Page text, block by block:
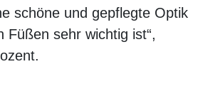
schöne und gepflegte Optik
Füßen sehr wichtig ist“,